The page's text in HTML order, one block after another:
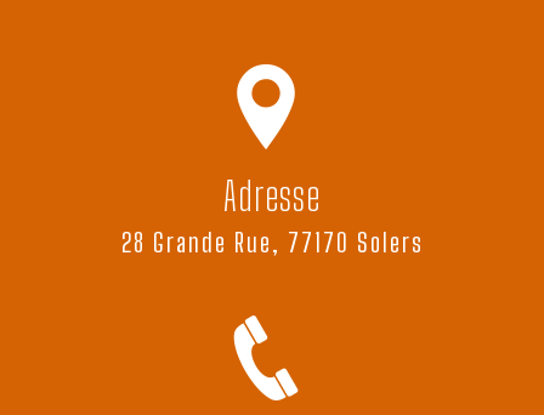
Adresse
28 Grande Rue, 77170 Solers